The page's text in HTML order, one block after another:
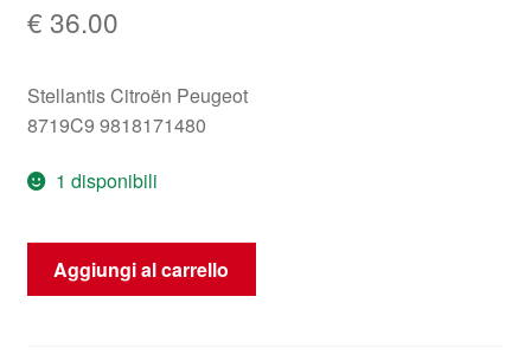
€ 36.00
Stellantis Citroën Peugeot
8719C9 9818171480
1 disponibili
Meccanismo
Aggiungi al carrello